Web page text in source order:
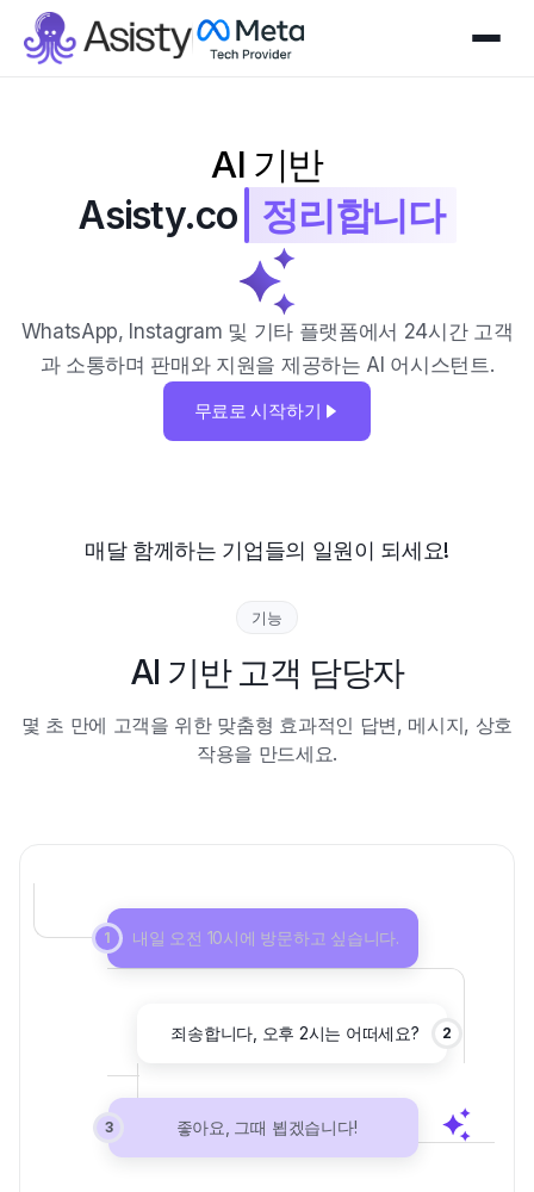
AI 기반
Asisty.co 정리합니다
WhatsApp, Instagram 및 기타 플랫폼에서 24시간 고객
과 소통하며 판매와 지원을 제공하는 AI 어시스턴트.
무료로 시작하기
매달 함께하는 기업들의 일원이 되세요!
기능
AI 기반 고객 담당자
몇 초 만에 고객을 위한 맞춤형 효과적인 답변, 메시지, 상호
작용을 만드세요.
내일 오전 10시에 방문하고 싶습니다.
1
죄송합니다, 오후 2시는 어떠세요? 2
좋아요, 그때 뵙겠습니다!
3